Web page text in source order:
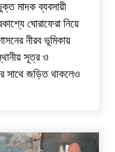
মাদক ব্যবসায়ী
ঘোরাফেরা নিয়ে
নীরব ভূমিকায়
সূত্র ও
সাথে জড়িত থাকলেও